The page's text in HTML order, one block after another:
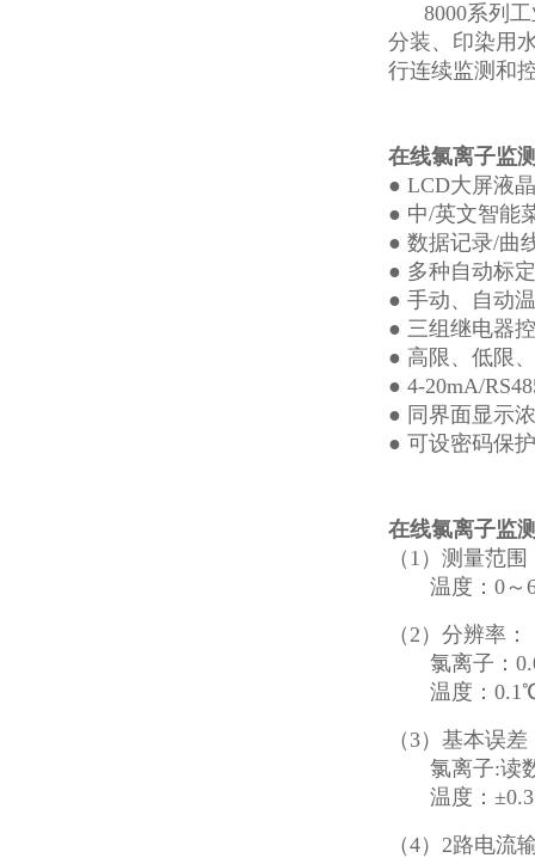
8000系列工
分装、印染用
行连续监测和
在线氯离子监
● LCD大屏液
● 中/英文智能
● 数据记录/曲
● 多种自动标
● 手动、自动
● 三组继电器
● 高限、低限
● 4-20mA/
● 同界面显示
● 可设密码保
在线氯离子监
（ 1）测量范
温度： 0～
（2）分辨率：
氯离子 ：
温度：
（3）基本误差
氯离子:读
温度：
（4）2路电流